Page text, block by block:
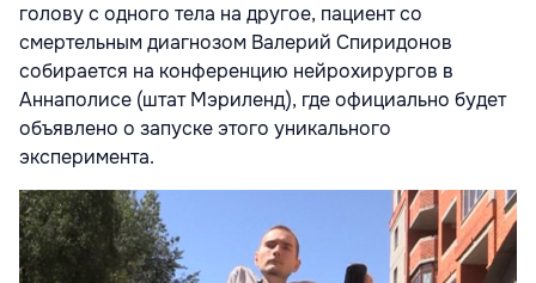
голову с одного тела на другое, пациент со
смертельным диагнозом Валерий Спиридонов
собирается на конференцию нейрохирургов в
Аннаполисе (штат Мэриленд), где официально будет
объявлено о запуске этого уникального
эксперимента.